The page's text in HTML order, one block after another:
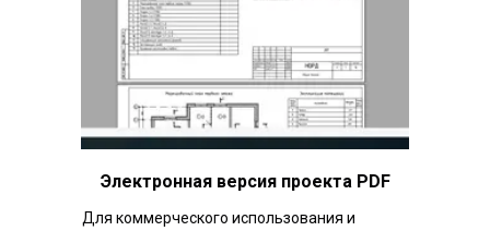
Для коммерческого использования и
Электронная версия проекта PDF